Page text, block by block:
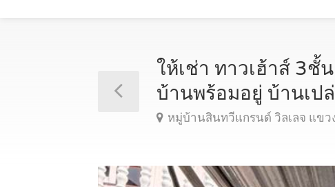
ให้เช่า ทาวเฮ้าส์ 3
บ้านพร้อมอยู่ บ้านเป
หมู่บ้านสินทวีแกรนด์ วิลเลจ แข